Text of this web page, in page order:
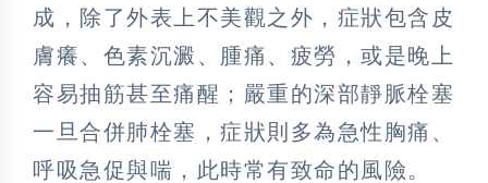
成，除了外表上不美觀之外，症狀包含皮
膚癢、色素沉澱、腫痛、疲勞，或是晚上
容易抽筋甚至痛醒；嚴重的深部靜脈栓塞
一旦合併肺栓塞，症狀則多為急性胸痛、
呼吸急促與喘，此時常有致命的風險。